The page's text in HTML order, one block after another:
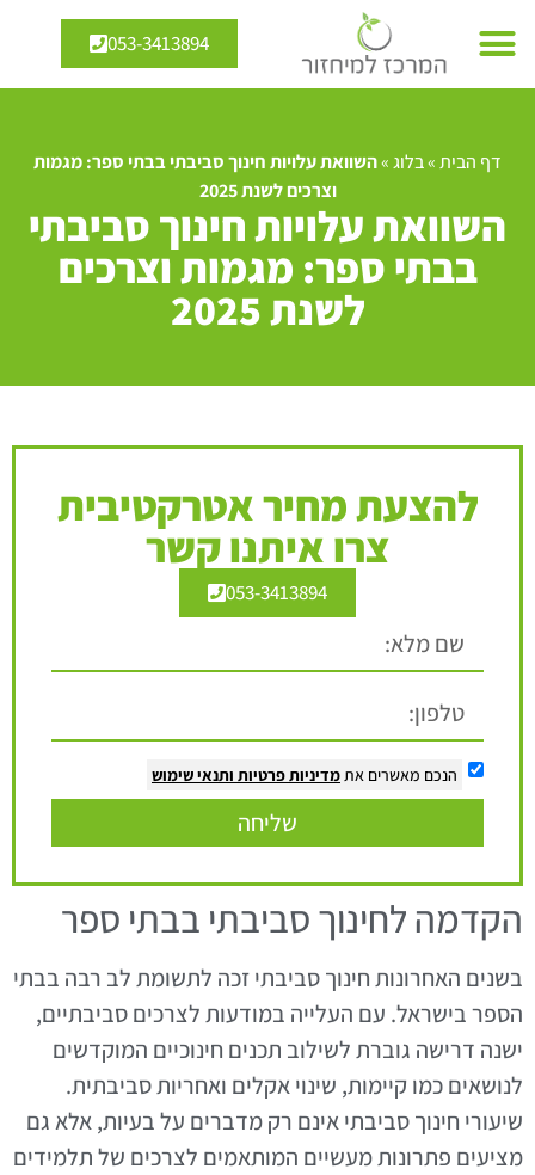
053-3413894
דף הבית»בלוג»השוואת עלויות חינוך סביבתי בבתי ספר: מגמות
וצרכים לשנת 2025
השוואת עלויות חינוך סביבתי
בבתי ספר: מגמות וצרכים
לשנת 2025
להצעת מחיר אטרקטיבית
צרו איתנו קשר
053-3413894
הנכם מאשרים את מדיניות פרטיות ותנאי שימוש
שליחה
הקדמה לחינוך סביבתי בבתי ספר
בשנים האחרונות חינוך סביבתי זכה לתשומת לב רבה בבתי
הספר בישראל. עם העלייה במודעות לצרכים סביבתיים,
ישנה דרישה גוברת לשילוב תכנים חינוכיים המוקדשים
לנושאים כמו קיימות, שינוי אקלים ואחריות סביבתית.
שיעורי חינוך סביבתי אינם רק מדברים על בעיות, אלא גם
מציעים פתרונות מעשיים המותאמים לצרכים של תלמידים